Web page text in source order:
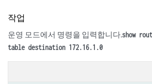
            }
        }
    }
작업
운영 모드에서 명령을 입력합니다.show
table destination 172.16.1.0